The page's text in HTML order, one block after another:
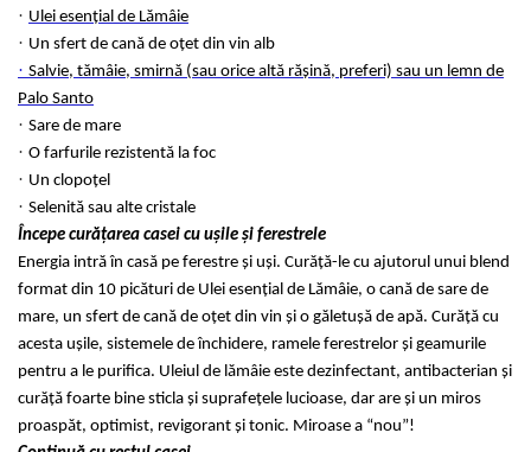
· Ulei esențial de Lămâie
· Un sfert de cană de oțet din vin alb
· Salvie, tămâie, smirnă (sau orice altă rășină, preferi) sau un lemn de
Palo Santo
· Sare de mare
· O farfurile rezistentă la foc
· Un clopoțel
· Selenită sau alte cristale
Începe curățarea casei cu ușile și ferestrele
Energia intră în casă pe ferestre și uși. Curăță-le cu ajutorul unui blend
format din 10 picături de Ulei esențial de Lămâie, o cană de sare de
mare, un sfert de cană de oțet din vin și o găletușă de apă. Curăță cu
acesta ușile, sistemele de închidere, ramele ferestrelor și geamurile
pentru a le purifica. Uleiul de lămâie este dezinfectant, antibacterian și
curăță foarte bine sticla și suprafețele lucioase, dar are și un miros
proaspăt, optimist, revigorant și tonic. Miroase a “nou”!